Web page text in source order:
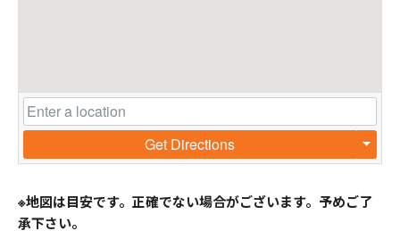
Get Directions
※地図は目安です。正確でない場合がございます。予めご了
承下さい。